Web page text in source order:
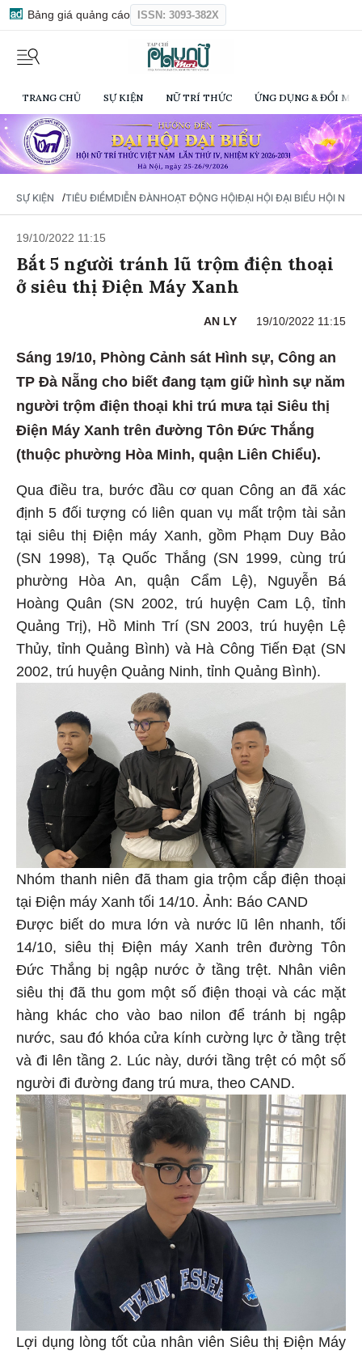
Bảng giá quảng cáo ISSN: 3093-382X
TRANG CHỦ SỰ KIỆN NỮ TRÍ THỨC ỨNG DỤNG & ĐỔI
SỰ KIỆN /TIÊU ĐIỂMDIỄN ĐÀNHOẠT ĐỘNG HỘIĐẠI HỘI ĐẠI BIỂU HỘI NỮ
19/10/2022 11:15
Bắt 5 người tránh lũ trộm điện thoại
ở siêu thị Điện Máy Xanh
AN LY 19/10/2022 11:15
Sáng 19/10, Phòng Cảnh sát Hình sự, Công an
TP Đà Nẵng cho biết đang tạm giữ hình sự năm
người trộm điện thoại khi trú mưa tại Siêu thị
Điện Máy Xanh trên đường Tôn Đức Thắng
(thuộc phường Hòa Minh, quận Liên Chiểu).
Qua điều tra, bước đầu cơ quan Công an đã xác
định 5 đối tượng có liên quan vụ mất trộm tài sản
tại siêu thị Điện máy Xanh, gồm Phạm Duy Bảo
(SN 1998), Tạ Quốc Thắng (SN 1999, cùng trú
phường Hòa An, quận Cẩm Lệ), Nguyễn Bá
Hoàng Quân (SN 2002, trú huyện Cam Lộ, tỉnh
Quảng Trị), Hồ Minh Trí (SN 2003, trú huyện Lệ
Thủy, tỉnh Quảng Bình) và Hà Công Tiến Đạt (SN
2002, trú huyện Quảng Ninh, tỉnh Quảng Bình).
Nhóm thanh niên đã tham gia trộm cắp điện thoại
tại Điện máy Xanh tối 14/10. Ảnh: Báo CAND
Được biết do mưa lớn và nước lũ lên nhanh, tối
14/10, siêu thị Điện máy Xanh trên đường Tôn
Đức Thắng bị ngập nước ở tầng trệt. Nhân viên
siêu thị đã thu gom một số điện thoại và các mặt
hàng khác cho vào bao nilon để tránh bị ngập
nước, sau đó khóa cửa kính cường lực ở tầng trệt
và đi lên tầng 2. Lúc này, dưới tầng trệt có một số
người đi đường đang trú mưa, theo CAND.
Lợi dụng lòng tốt của nhân viên Siêu thị Điện Máy